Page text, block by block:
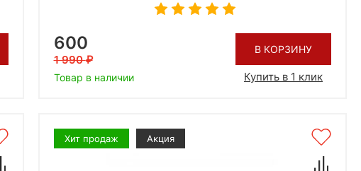
600
1 990
Товар в наличии
В КОРЗИНУ
Купить в 1 клик
Хит продаж Акция